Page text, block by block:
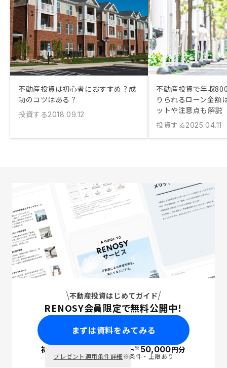
不動産投資は初心者におすすめ？成
功のコツはある？
投資する2018.09.12
不動産投資で年収
りられるローン金額
ットや注意点も解説
投資する2025.04.11
不動産投資はじめてガイド
RENOSY会員限定で無料公開中！
まずは資料をみてみる
初回面談で ポイント※50,000円分
プレゼント適用条件詳細※条件・上限あり